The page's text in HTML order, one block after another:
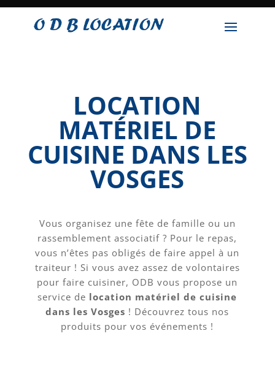
LOCATION
MATÉRIEL DE
CUISINE DANS LES
VOSGES
Vous organisez une fête de famille ou un
rassemblement associatif ? Pour le repas,
vous n’êtes pas obligés de faire appel à un
traiteur ! Si vous avez assez de volontaires
pour faire cuisiner, ODB vous propose un
service de location matériel de cuisine
dans les Vosges ! Découvrez tous nos
produits pour vos événements !